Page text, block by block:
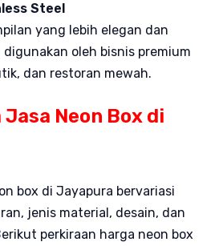
Steel
yang lebih elegan dan
oleh bisnis premium
dan restoran mewah.
Neon Box di
box di Jayapura bervariasi
jenis material, desain, dan
perkiraan harga neon box